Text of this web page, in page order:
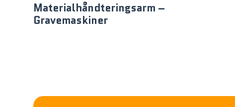
Materialhåndteringsarm –
Gravemaskiner